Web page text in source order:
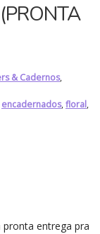
pronta entrega pra
& Cadernos,
encadernados,floral,